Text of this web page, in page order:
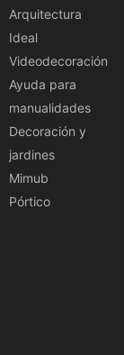
Arquitectura
Ideal
Videodecoración
Ayuda para
manualidades
Decoración y
jardines
Mimub
Pórtico